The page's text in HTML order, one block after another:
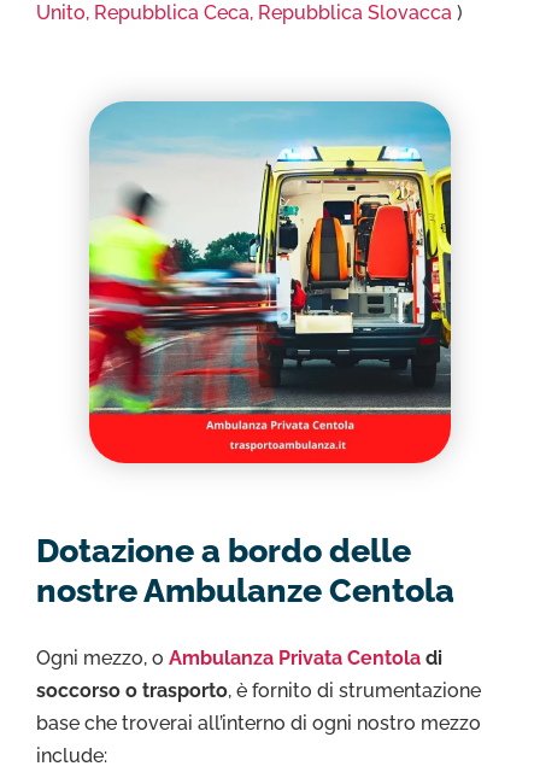
Unito, Repubblica Ceca, Repubblica Slovacca )
Dotazione a bordo delle
nostre Ambulanze Centola
Ogni mezzo, o Ambulanza Privata Centola di
soccorso o trasporto, è fornito di strumentazione
base che troverai all’interno di ogni nostro mezzo
include: